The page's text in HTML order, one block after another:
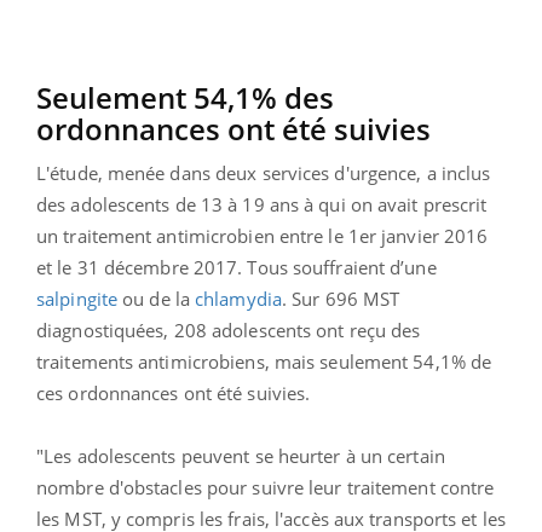
Seulement 54,1% des
ordonnances ont été suivies
L'étude, menée dans deux services d'urgence, a inclus
des adolescents de 13 à 19 ans à qui on avait prescrit
un traitement antimicrobien entre le 1er janvier 2016
et le 31 décembre 2017. Tous souffraient d’une
salpingite ou de la chlamydia. Sur 696 MST
diagnostiquées, 208 adolescents ont reçu des
traitements antimicrobiens, mais seulement 54,1% de
ces ordonnances ont été suivies.
"Les adolescents peuvent se heurter à un certain
nombre d'obstacles pour suivre leur traitement contre
les MST, y compris les frais, l'accès aux transports et les